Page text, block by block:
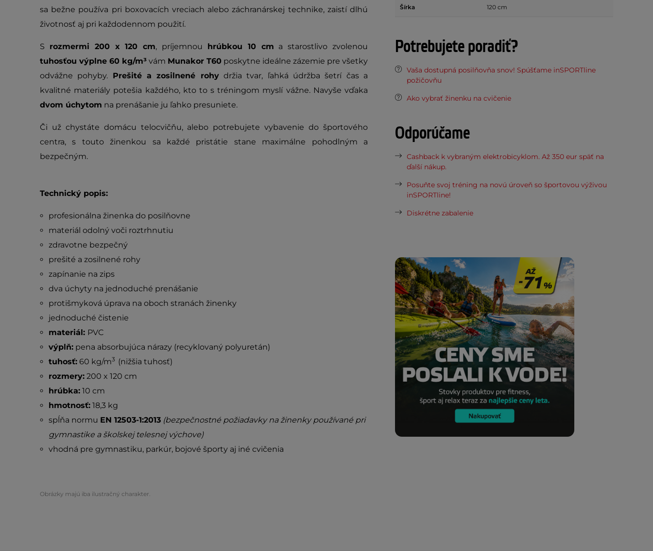
sa bežne používa pri boxovacích vreciach alebo záchranárskej technike, zaistí dlhú
životnosť aj pri každodennom použití.
S rozmermi 200 x 120 cm, príjemnou hrúbkou 10 cm a starostlivo zvolenou
tuhosťou výplne 60 kg/m³ vám Munakor T60 poskytne ideálne zázemie pre všetky
odvážne pohyby. Prešité a zosilnené rohydržia tvar, ľahká údržba šetrí čas a
kvalitné materiály potešia každého, kto to s tréningom myslí vážne. Navyše vďaka
dvom úchytom na prenášanie ju ľahko presuniete.
Či už chystáte domácu telocvičňu, alebo potrebujete vybavenie do športového
centra, s touto žinenkou sa každé pristátie stane maximálne pohodlným a
bezpečným.
Technický popis:
profesionálna žinenka do posilňovne
materiál odolný voči roztrhnutiu
zdravotne bezpečný
prešité a zosilnené rohy
zapínanie na zips
dva úchyty na jednoduché prenášanie
protišmyková úprava na oboch stranách žinenky
jednoduché čistenie
materiál: PVC
výplň:pena absorbujúca nárazy (recyklovaný polyuretán)
tuhosť:60 kg/m3 (nižšia tuhosť)
rozmery:200 x 120 cm
hrúbka:10 cm
hmotnosť:18,3 kg
spĺňa normu EN 12503-1:2013(bezpečnostné požiadavky na žinenky používané pri
gymnastike a školskej telesnej výchove)
vhodná pre gymnastiku, parkúr, bojové športy aj iné cvičenia
Obrázky majú iba ilustračný charakter.
Šírka 120 cm
Potrebujete poradiť?
Vaša dostupná posilňovňa snov! Spúšťame inSPORTline
požičovňu
Ako vybrať žinenku na cvičenie
Odporúčame
Cashback k vybraným elektrobicyklom. Až 350 eur späť na
ďalší nákup.
Posuňte svoj tréning na novú úroveň so športovou výživou
inSPORTline!
Diskrétne zabalenie